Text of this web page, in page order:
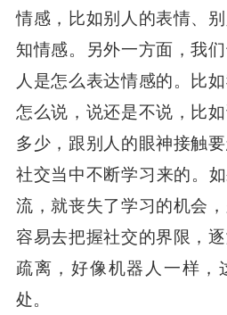
情感，比如别人的表情、
知情感。另外一方面，我
人是怎么表达情感的。比
怎么说，说还是不说，比
多少，跟别人的眼神接触
社交当中不断学习来的。
流，就丧失了学习的机会
容易去把握社交的界限，逐
疏离，好像机器人一样，
处。